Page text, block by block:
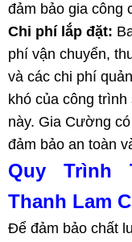
đảm bảo gia công
Chi phí lắp đặt:
phí vận chuyển,
và các chi phí
khó của công
này. Gia Cường
đảm bảo an toàn
Quy Trình
Thanh Lam
Để đảm bảo chất